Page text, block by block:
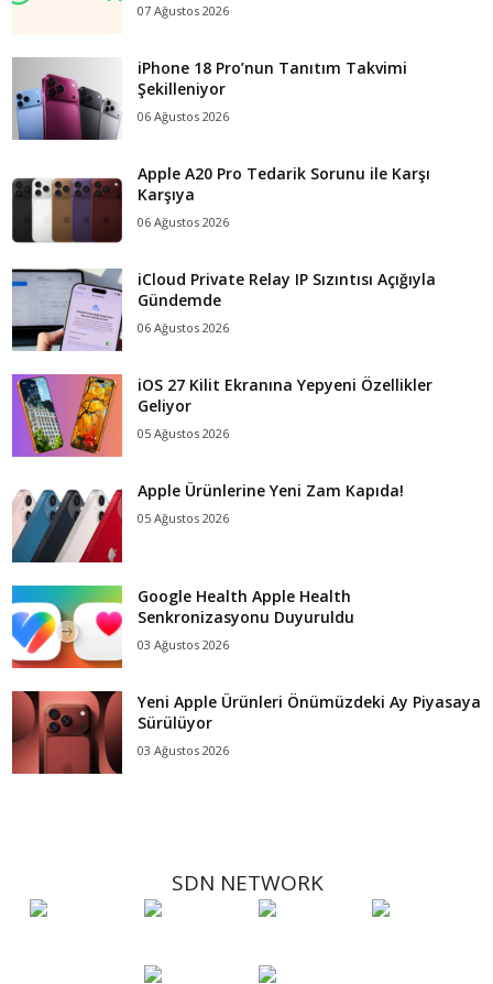
07 Ağustos 2026
iPhone 18 Pro’nun Tanıtım Takvimi
Şekilleniyor
06 Ağustos 2026
Apple A20 Pro Tedarik Sorunu ile Karşı
Karşıya
06 Ağustos 2026
iCloud Private Relay IP Sızıntısı Açığıyla
Gündemde
06 Ağustos 2026
iOS 27 Kilit Ekranına Yepyeni Özellikler
Geliyor
05 Ağustos 2026
Apple Ürünlerine Yeni Zam Kapıda!
05 Ağustos 2026
Google Health Apple Health
Senkronizasyonu Duyuruldu
03 Ağustos 2026
Yeni Apple Ürünleri Önümüzdeki Ay Piyasaya
Sürülüyor
03 Ağustos 2026
SDN NETWORK